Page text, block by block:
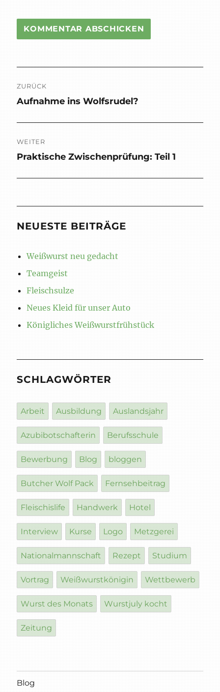
ZURÜCK
Vorheriger
Aufnahme ins Wolfsrudel?
WEITER
Nächster
Praktische Zwischenprüfung: Teil 1
NEUESTE BEITRÄGE
Weißwurst neu gedacht
Teamgeist
Fleischsulze
Neues Kleid für unser Auto
Königliches Weißwurstfrühstück
SCHLAGWÖRTER
Arbeit Ausbildung Auslandsjahr
Azubibotschafterin Berufsschule
Bewerbung Blog bloggen
Butcher Wolf Pack Fernsehbeitrag
Fleischislife Handwerk Hotel
Interview Kurse Logo Metzgerei
Nationalmannschaft Rezept Studium
Vortrag Weißwurstkönigin Wettbewerb
Wurst des Monats Wurstjuly kocht
Zeitung
Blog